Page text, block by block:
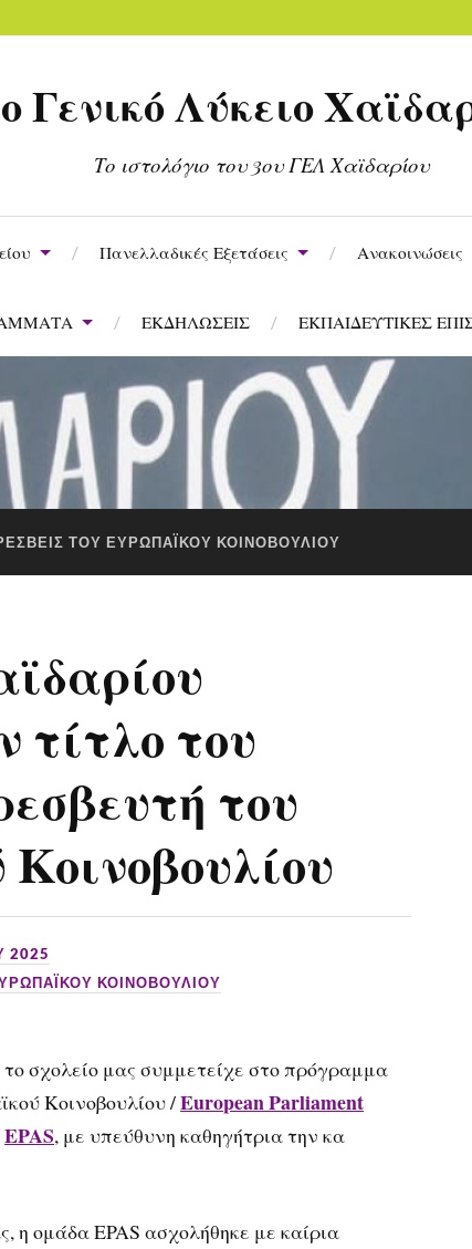
Γενικό Λύκειο
Το ιστολόγιο του 3ου ΓΕΛ Χαϊδαρίου
Πανελλαδικές Εξετάσεις Ανακοινώσεις
ΕΚΔΗΛΩΣΕΙΣ ΕΚΠΑΙΔΕΥΤΙΚΕΣ
ΤΟΥ ΕΥΡΩΠΑΪΚΟΥ ΚΟΙΝΟΒΟΥΛΙΟΥ
τίτλο του
του
2025
ΚΟΙΝΟΒΟΥΛΙΟΥ
σχολείο μας συμμετείχε στο πρόγραμμα
Κοινοβουλίου /European Parliament
EPAS, με υπεύθυνη καθηγήτρια την κα
η ομάδα EPAS ασχολήθηκε με καίρια